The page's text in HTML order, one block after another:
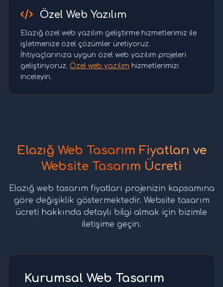
Özel Web Yazılım
Elazığ özel web yazılım geliştirme hizmetlerimiz ile
işletmenize özel çözümler üretiyoruz.
İhtiyaçlarınıza uygun özel web yazılım projeleri
geliştiriyoruz. Özel web yazılım hizmetlerimizi
inceleyin.
Elazığ Web Tasarım Fiyatları ve
Website Tasarım Ücreti
Elazığ web tasarım fiyatları projenizin kapsamına
göre değişiklik göstermektedir. Website tasarım
ücreti hakkında detaylı bilgi almak için bizimle
iletişime geçin.
Kurumsal Web Tasarım